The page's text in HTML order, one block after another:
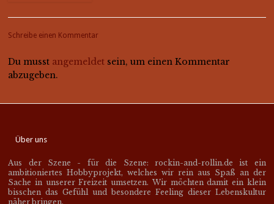
Schreibe einen Kommentar
Du musst angemeldet sein, um einen Kommentar
abzugeben.
Über uns
Aus der Szene - für die Szene: rockin-and-rollin.de ist ein
ambitioniertes Hobbyprojekt, welches wir rein aus Spaß an der
Sache in unserer Freizeit umsetzen. Wir möchten damit ein klein
bisschen das Gefühl und besondere Feeling dieser Lebenskultur
näher bringen.